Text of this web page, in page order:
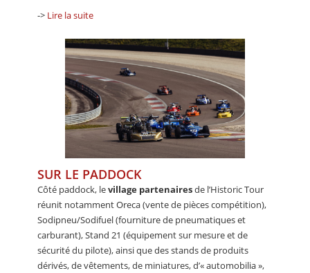
-> Lire la suite
SUR LE PADDOCK
Côté paddock, levillage partenairesde l’Historic Tour
réunit notamment Oreca (vente de pièces compétition),
Sodipneu/Sodifuel (fourniture de pneumatiques et
carburant), Stand 21 (équipement sur mesure et de
sécurité du pilote), ainsi que des stands de produits
dérivés, de vêtements, de miniatures, d’« automobilia »,